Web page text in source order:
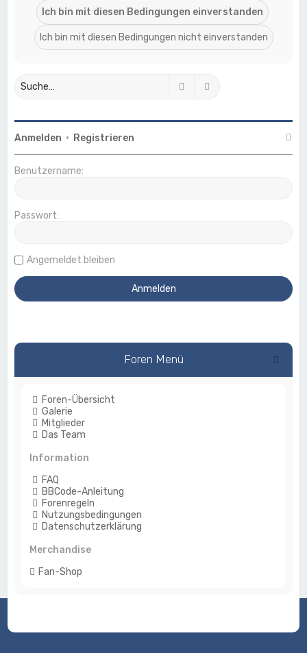
Suche
Anmelden • Registrieren
Benutzername:
Passwort:
Angemeldet bleiben
Foren Menü
Foren-Übersicht
Galerie
Mitglieder
Das Team
Information
FAQ
BBCode-Anleitung
Forenregeln
Nutzungsbedingungen
Datenschutzerklärung
Merchandise
Fan-Shop